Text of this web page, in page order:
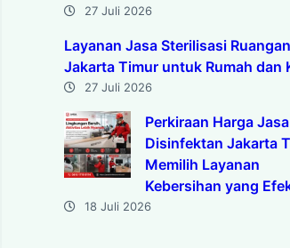
27 Juli 2026
Layanan Jasa Sterilisasi Ruangan
Jakarta Timur untuk Rumah dan
27 Juli 2026
Perkiraan Harga Jasa
Disinfektan Jakarta
Memilih Layanan
Kebersihan yang
18 Juli 2026